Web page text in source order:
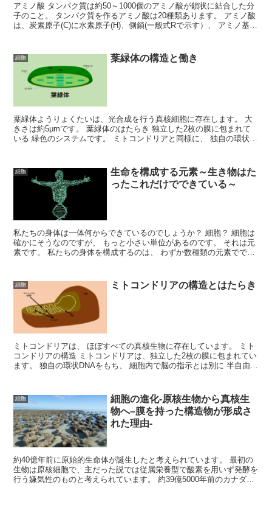
アミノ酸 タンパク質は約50～1000個のアミノ酸が鎖状に結合した分
子のこと。 タンパク質を作るアミノ酸は20種類あります。 アミノ酸
は、炭素原子(C)に水素原子(H)、側鎖(一般式Rで示す）、 アミノ基(-
細胞 葉緑体の構造と働き
葉緑体ようりょくたいは、光合成を行う真核細胞に存在します。 大
きさは約5μmです。 葉緑体のはたらき 独立した2枚の膜に包まれて
いる 緑色のシステムです。 ミトコンドリアと同様に、 独自の環状
細胞
生命を構成する元素～生き物はた
ったこれだけでできている～
私たちの身体は一体何からできているのでしょうか？ 細胞？ 細胞は
確かにそうなのですが、 もっと小さい単位があるのです。 それは元
素です。 私たちの身体を構成するのは、 わずか数種類の元素ででき
細胞 ミトコンドリアの構造とはたらき
ミトコンドリアは、 ほぼすべての真核生物に存在しています。 ミト
コンドリアの構造 ミトコンドリアは、独立した2枚の膜に包まれてい
ます。 独自の環状DNAをもち、 細胞内で脳の指示とは別に 半自由に
細胞
細胞の進化-原核生物から真核生
物へ–膜を持った構造物が形成さ
れた理由-
約40億年前に原始的生命体が誕生したと考えられています。 最初の
生物は原核細胞で、主だった説では従属栄養型で酸素を用いず発酵を
行う嫌気性のものと考えられています。 約39億5000年前のカナダの